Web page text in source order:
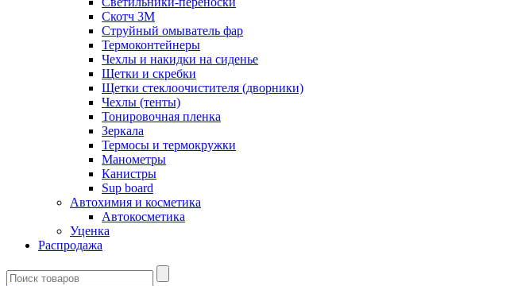
Скотч 3М
Струйный омыватель фар
Термоконтейнеры
Чехлы и накидки на сиденье
Щетки и скребки
Щетки стеклоочистителя (дворники)
Чехлы (тенты)
Тонировочная пленка
Зеркалa
Термосы и термокружки
Манометры
Канистры
Sup board
Автохимия и косметика
Автокосметика
Уценка
Распродажа